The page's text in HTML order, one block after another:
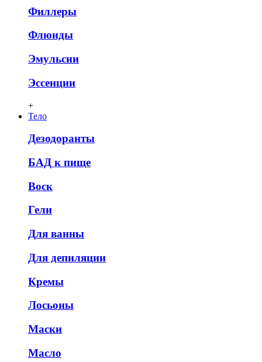
Филлеры
Флюиды
Эмульсии
Эссенции
+
Тело
Дезодоранты
БАД к пище
Воск
Гели
Для ванны
Для депиляции
Кремы
Лосьоны
Маски
Масло